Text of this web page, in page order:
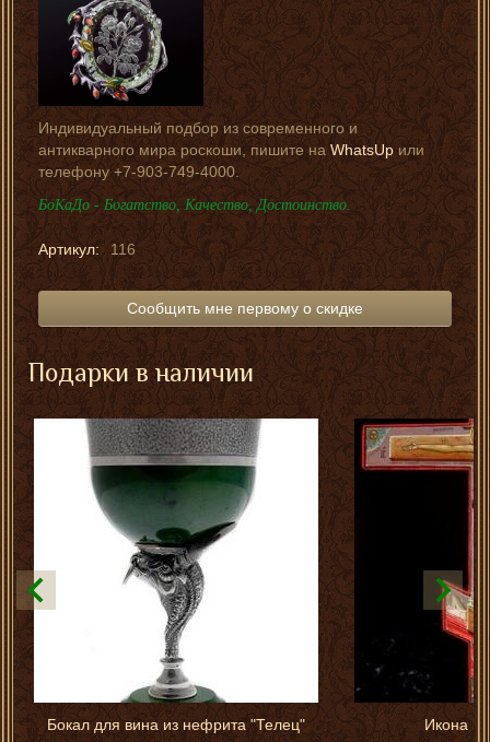
Индивидуальный подбор из современного и
антикварного мира роскоши, пишите наWhatsUpили
телефону +7-903-749-4000.
БоКаДо - Богатство, Качество, Достоинство.
Артикул: 116
Сообщить мне первому о скидке
Подарки в наличии
Бокал для вина из нефрита "Телец" Икона в